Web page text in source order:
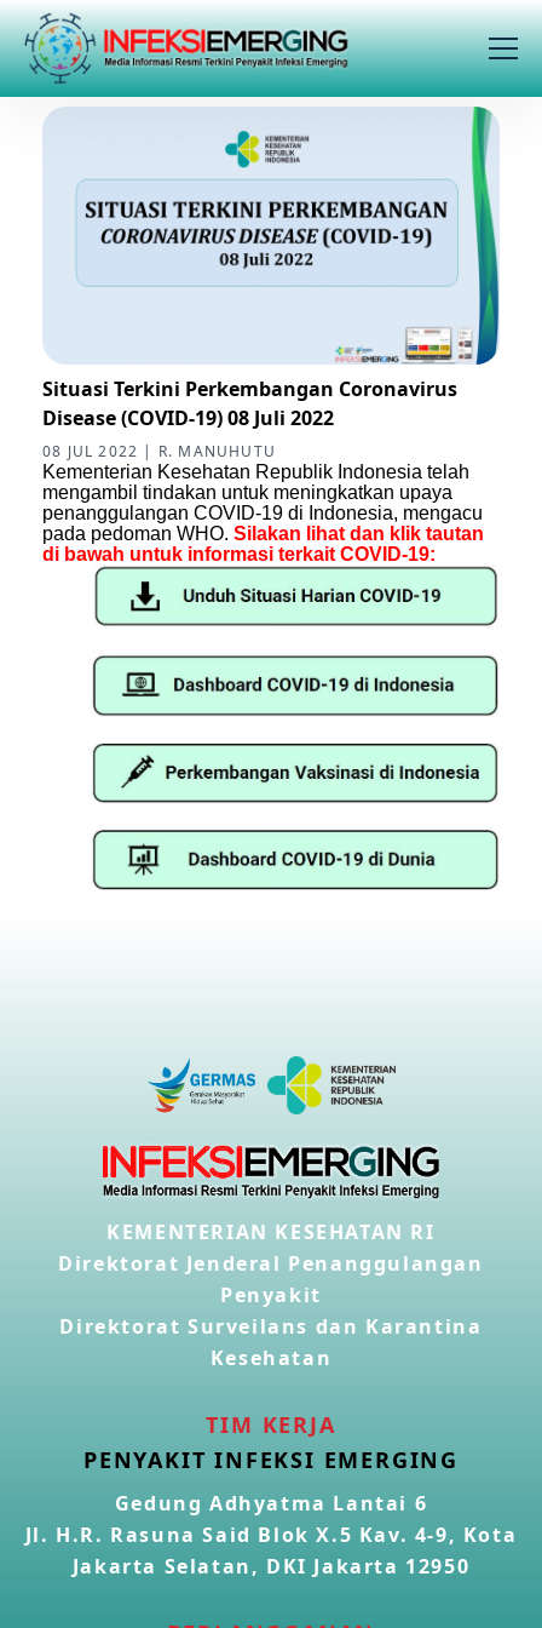
Situasi Terkini Perkembangan Coronavirus
Disease (COVID-19) 08 Juli 2022
08 JUL 2022 | R. MANUHUTU
Kementerian Kesehatan Republik Indonesia telah
mengambil tindakan untuk meningkatkan upaya
penanggulangan COVID-19 di Indonesia, mengacu
pada pedoman WHO. Silakan lihat dan klik tautan
di bawah untuk informasi terkait COVID-19:
KEMENTERIAN KESEHATAN RI
Direktorat Jenderal Penanggulangan
Penyakit
Direktorat Surveilans dan Karantina
Kesehatan
TIM KERJA
PENYAKIT INFEKSI EMERGING
Gedung Adhyatma Lantai 6
Jl. H.R. Rasuna Said Blok X.5 Kav. 4-9, Kota
Jakarta Selatan, DKI Jakarta 12950